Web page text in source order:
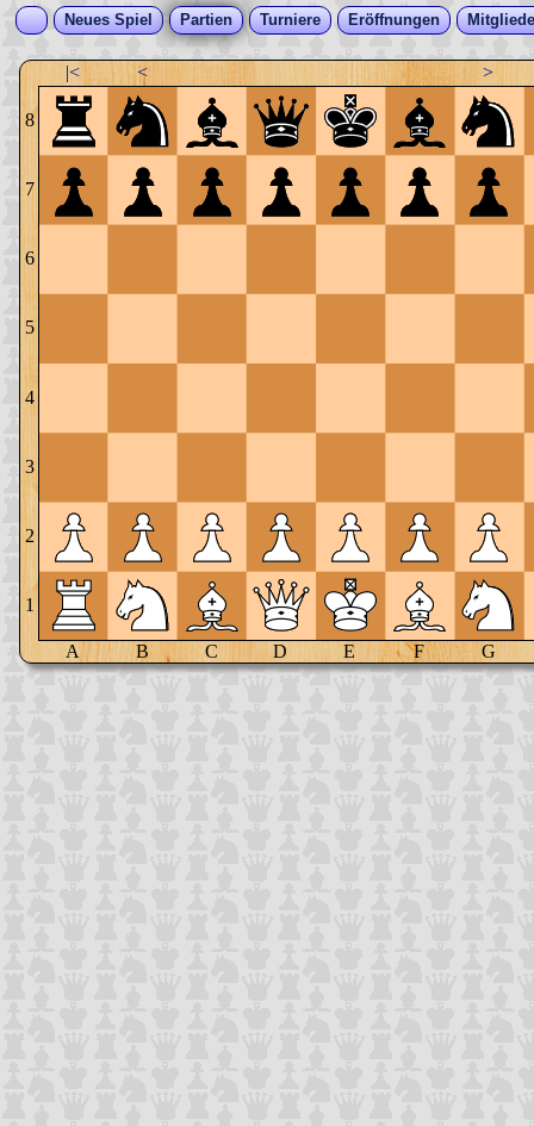
Neues Spiel Partien Turniere Eröffnungen
|< < >
8
7
6
5
4
3
2
1
A B C D E F G